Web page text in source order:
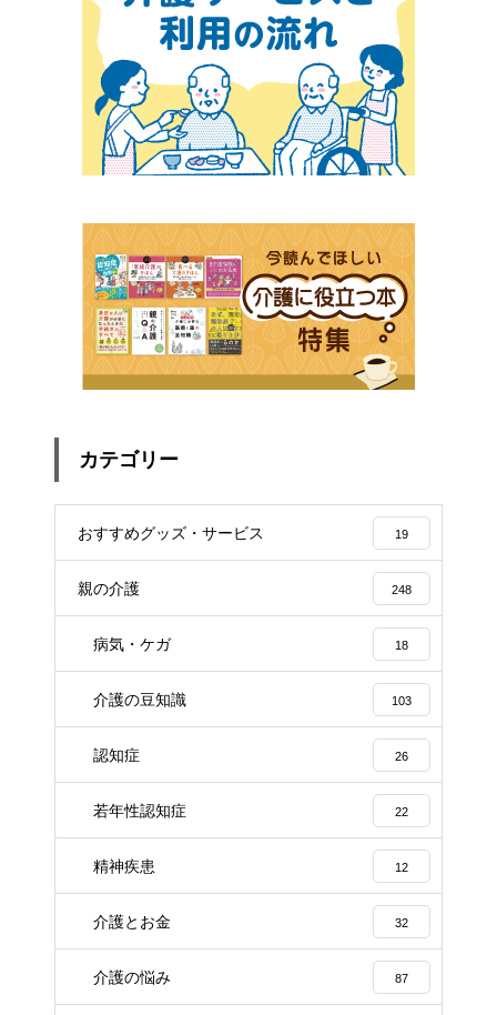
カテゴリー
おすすめグッズ・サービス 19
親の介護 248
病気・ケガ 18
介護の豆知識 103
認知症 26
若年性認知症 22
精神疾患 12
介護とお金 32
介護の悩み 87